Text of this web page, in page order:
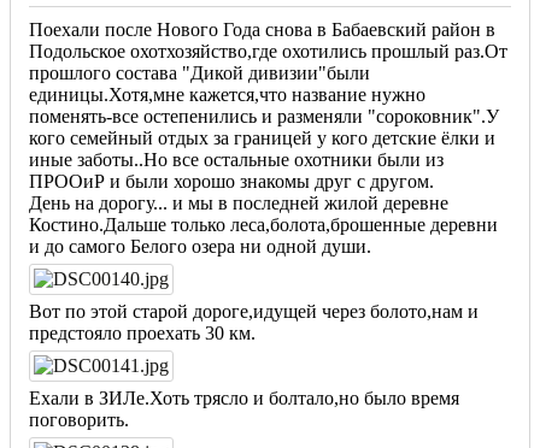
Поехали после Нового Года снова в Бабаевский район в
Подольское охотхозяйство,где охотились прошлый раз.От
прошлого состава "Дикой дивизии"были
единицы.Хотя,мне кажется,что название нужно
поменять-все остепенились и разменяли "сороковник".У
кого семейный отдых за границей у кого детские ёлки и
иные заботы..Но все остальные охотники были из
ПРООиР и были хорошо знакомы друг с другом.
День на дорогу... и мы в последней жилой деревне
Костино.Дальше только леса,болота,брошенные деревни
и до самого Белого озера ни одной души.
Вот по этой старой дороге,идущей через болото,нам и
предстояло проехать 30 км.
Ехали в ЗИЛе.Хоть трясло и болтало,но было время
поговорить.